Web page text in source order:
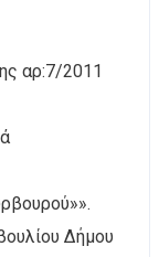
αρ:7/2011
Δήμου